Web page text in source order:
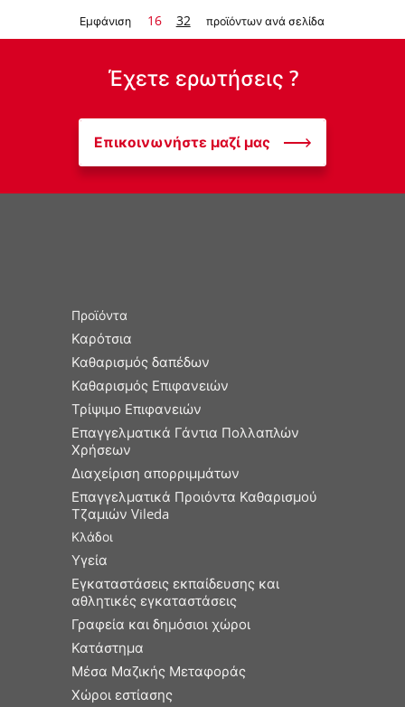
Εμφάνιση 16 32 προϊόντων ανά σελίδα
Έχετε ερωτήσεις ?
Επικοινωνήστε μαζί μας
Προϊόντα
Καρότσια
Καθαρισμός δαπέδων
Καθαρισμός Επιφανειών
Τρίψιμο Επιφανειών
Επαγγελματικά Γάντια Πολλαπλών
Χρήσεων
Διαχείριση απορριμμάτων
Επαγγελματικά Προιόντα Καθαρισμού
Τζαμιών Vileda
Κλάδοι
Υγεία
Εγκαταστάσεις εκπαίδευσης και
αθλητικές εγκαταστάσεις
Γραφεία και δημόσιοι χώροι
Κατάστημα
Μέσα Μαζικής Μεταφοράς
Χώροι εστίασης